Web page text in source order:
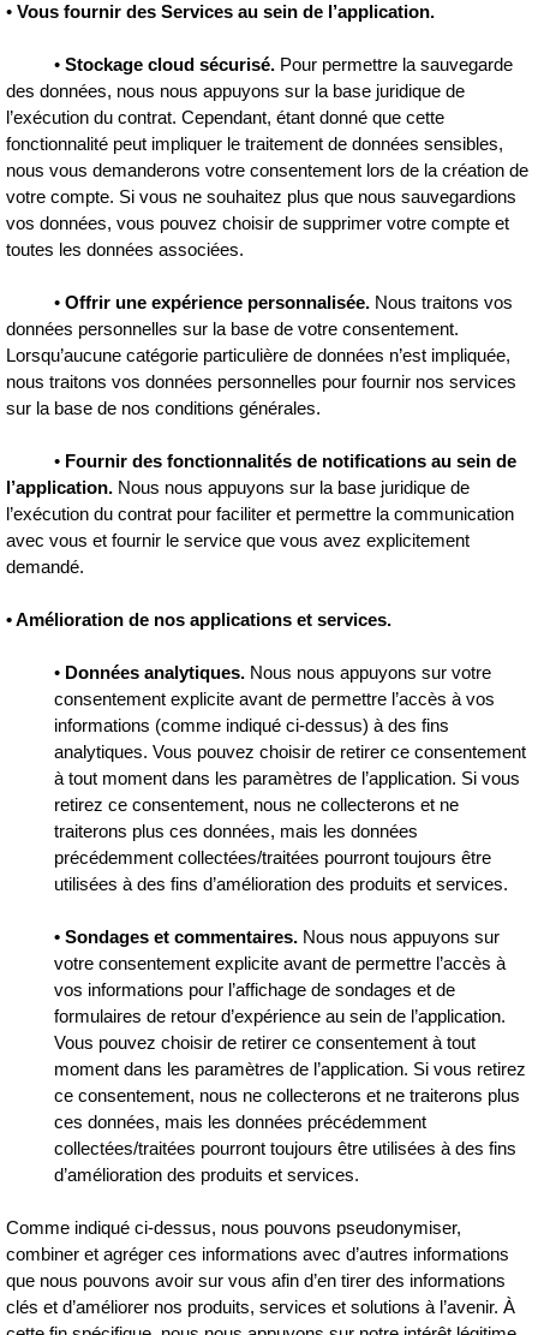
• Vous fournir des Services au sein de l’application.
• Stockage cloud sécurisé. Pour permettre la sauvegarde
des données, nous nous appuyons sur la base juridique de
l’exécution du contrat. Cependant, étant donné que cette
fonctionnalité peut impliquer le traitement de données sensibles,
nous vous demanderons votre consentement lors de la création de
votre compte. Si vous ne souhaitez plus que nous sauvegardions
vos données, vous pouvez choisir de supprimer votre compte et
toutes les données associées.
•Offrir une expérience personnalisée. Nous traitons vos
données personnelles sur la base de votre consentement.
Lorsqu’aucune catégorie particulière de données n’est impliquée,
nous traitons vos données personnelles pour fournir nos services
sur la base de nos conditions générales.
• Fournir des fonctionnalités de notifications au sein de
l’application. Nous nous appuyons sur la base juridique de
l’exécution du contrat pour faciliter et permettre la communication
avec vous et fournir le service que vous avez explicitement
demandé.
• Amélioration de nos applications et services.
• Données analytiques. Nous nous appuyons sur votre
consentement explicite avant de permettre l’accès à vos
informations (comme indiqué ci-dessus) à des fins
analytiques. Vous pouvez choisir de retirer ce consentement
à tout moment dans les paramètres de l’application. Si vous
retirez ce consentement, nous ne collecterons et ne
traiterons plus ces données, mais les données
précédemment collectées/traitées pourront toujours être
utilisées à des fins d’amélioration des produits et services.
• Sondages et commentaires. Nous nous appuyons sur
votre consentement explicite avant de permettre l’accès à
vos informations pour l’affichage de sondages et de
formulaires de retour d’expérience au sein de l’application.
Vous pouvez choisir de retirer ce consentement à tout
moment dans les paramètres de l’application. Si vous retirez
ce consentement, nous ne collecterons et ne traiterons plus
ces données, mais les données précédemment
collectées/traitées pourront toujours être utilisées à des fins
d’amélioration des produits et services.
Comme indiqué ci-dessus, nous pouvons pseudonymiser,
combiner et agréger ces informations avec d’autres informations
que nous pouvons avoir sur vous afin d’en tirer des informations
clés et d’améliorer nos produits, services et solutions à l’avenir. À